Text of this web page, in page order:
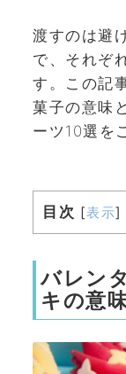
渡すのは避
で、それぞ
す。この記
菓子の意味
ーツ10選を
目次 [表示]
バレン
キの意